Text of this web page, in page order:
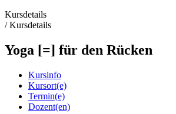
Kursdetails
/Kursdetails
Yoga [=] für den Rücken
Kursinfo
Kursort(e)
Termin(e)
Dozent(en)